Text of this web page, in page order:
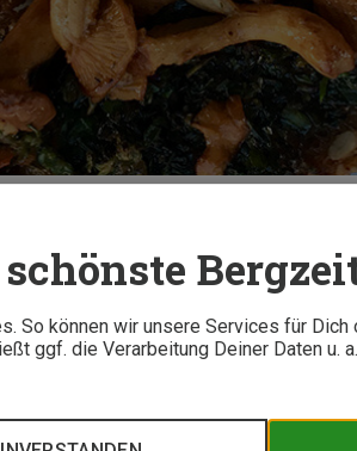
So können wir unsere Services für
ggf. die Verarbeitung Deiner Daten u.
mit Wildkräutern zu kochen. Schon
Diese vier Rezepte sind auch